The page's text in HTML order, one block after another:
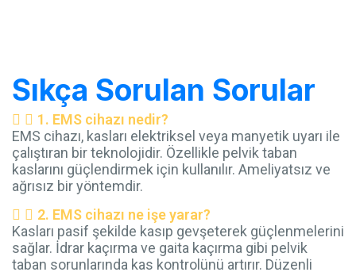
Sıkça Sorulan Sorular
1. EMS cihazı nedir?
EMS cihazı, kasları elektriksel veya manyetik uyarı ile
çalıştıran bir teknolojidir. Özellikle pelvik taban
kaslarını güçlendirmek için kullanılır. Ameliyatsız ve
ağrısız bir yöntemdir.
2. EMS cihazı ne işe yarar?
Kasları pasif şekilde kasıp gevşeterek güçlenmelerini
sağlar. İdrar kaçırma ve gaita kaçırma gibi pelvik
taban sorunlarında kas kontrolünü artırır. Düzenli